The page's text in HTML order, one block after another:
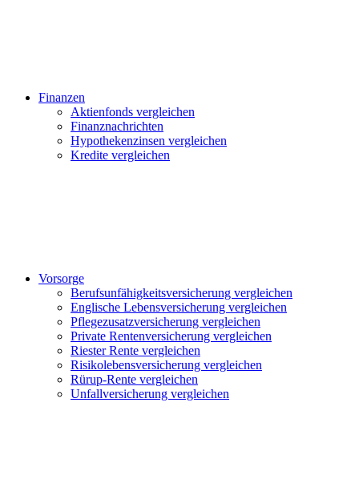
Finanzen
Aktienfonds vergleichen
Finanznachrichten
Hypothekenzinsen vergleichen
Kredite vergleichen
Vorsorge
Berufsunfähigkeitsversicherung vergleichen
Englische Lebensversicherung vergleichen
Pflegezusatzversicherung vergleichen
Private Rentenversicherung vergleichen
Riester Rente vergleichen
Risikolebensversicherung vergleichen
Rürup-Rente vergleichen
Unfallversicherung vergleichen